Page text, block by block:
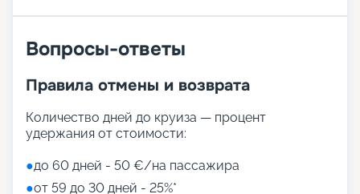
На выбор представлены такие пространства:
релаксационный комплекс только для взрослых)
бассейнами, клубами, игровыми зонами)
для детей)
Aquapark (с открытыми игровыми
водными пушками, 3 водными горками с
эффектами виртуальной реальности)
Вопросы-ответы
Правила отмены и возврата
Количество дней до круиза — процент
удержания от стоимости:
●до 60 дней - 50 €/на пассажира
●от 59 до 30 дней - 25%*